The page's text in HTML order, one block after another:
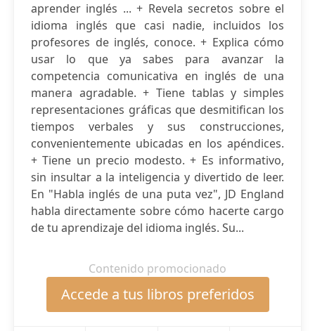
aprender inglés ... + Revela secretos sobre el
idioma inglés que casi nadie, incluidos los
profesores de inglés, conoce. + Explica cómo
usar lo que ya sabes para avanzar la
competencia comunicativa en inglés de una
manera agradable. + Tiene tablas y simples
representaciones gráficas que desmitifican los
tiempos verbales y sus construcciones,
convenientemente ubicadas en los apéndices.
+ Tiene un precio modesto. + Es informativo,
sin insultar a la inteligencia y divertido de leer.
En "Habla inglés de una puta vez", JD England
habla directamente sobre cómo hacerte cargo
de tu aprendizaje del idioma inglés. Su...
Contenido promocionado
Accede a tus libros preferidos